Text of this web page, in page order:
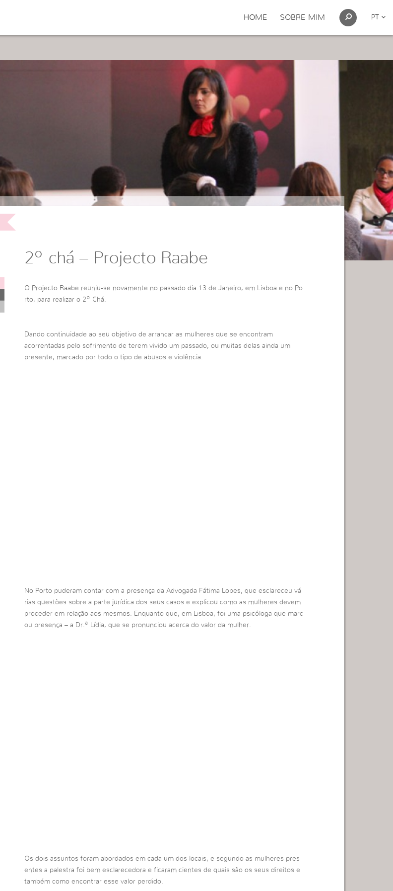
HOME SOBRE MIM PT
2º chá – Projecto Raabe
O Projecto Raabe reuniu-se novamente no passado dia 13 de Janeiro, em Lisboa e no Po
rto, para realizar o 2º Chá.
Dando continuidade ao seu objetivo de arrancar as mulheres que se encontram
acorrentadas pelo sofrimento de terem vivido um passado, ou muitas delas ainda um
presente, marcado por todo o tipo de abusos e violência.
No Porto puderam contar com a presença da Advogada Fátima Lopes, que esclareceu vá
rias questões sobre a parte jurídica dos seus casos e explicou como as mulheres devem
proceder em relação aos mesmos. Enquanto que, em Lisboa, foi uma psicóloga que marc
ou presença – a Dr.ª Lídia, que se pronunciou acerca do valor da mulher.
Os dois assuntos foram abordados em cada um dos locais, e segundo as mulheres pres
entes a palestra foi bem esclarecedora e ficaram cientes de quais são os seus direitos e
também como encontrar esse valor perdido.